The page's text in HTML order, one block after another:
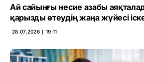
Ай сайынғы несие азабы
қарызды өтеудің жаңа жүйесі
28.07.2026 ∣ 19:11